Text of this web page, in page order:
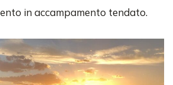
in accampamento tendato.